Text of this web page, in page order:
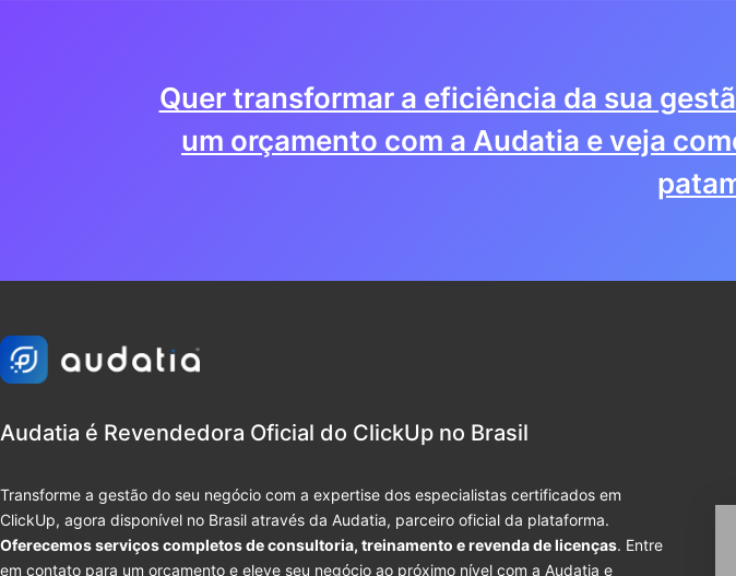
Quer transformar a eficiência da sua
um orçamento com a Audatia e veja
Audatia é Revendedora Oficial do ClickUp no Brasil
Transforme a gestão do seu negócio com a expertise dos especialistas certificados em
ClickUp, agora disponível no Brasil através da Audatia, parceiro oficial da plataforma.
Oferecemos serviços completos de consultoria, treinamento e revenda de licenças. Entre
em contato para um orçamento e eleve seu negócio ao próximo nível com a Audatia e